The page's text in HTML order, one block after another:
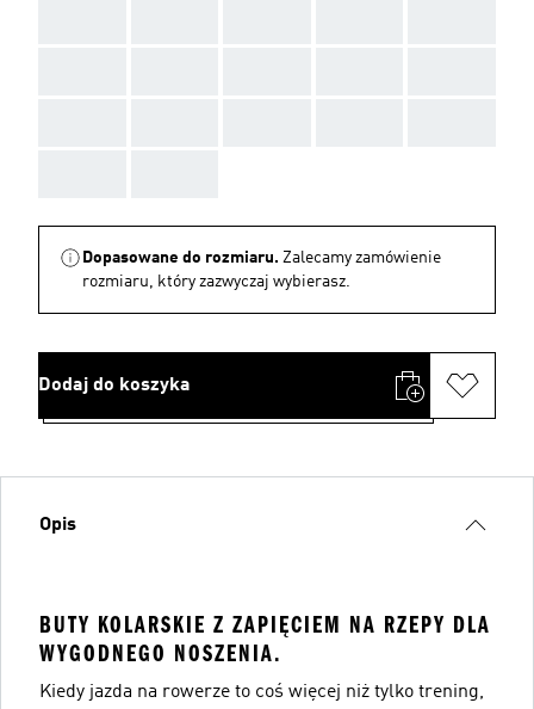
Dopasowane do rozmiaru. Zalecamy zamówienie
rozmiaru, który zazwyczaj wybierasz.
Dodaj do koszyka
Opis
BUTY KOLARSKIE Z ZAPIĘCIEM NA RZEPY DLA
WYGODNEGO NOSZENIA.
Kiedy jazda na rowerze to coś więcej niż tylko trening,